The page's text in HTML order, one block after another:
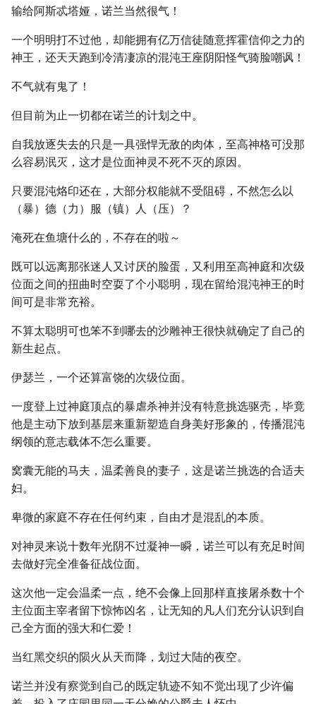
输给阿斯忒塔娅，诺兰当然很气！
一个明明打不过他，却能拥有亿万信徒随意挥霍信仰之力的
神王，还天天跑到冷清凄凉的混沌王座阴阳怪气骑脸嘲讽！
不气就有鬼了！
但目前为止一切都在诺兰的计划之中。
自我放逐失去的只是一具强悍无敌的肉体，至高神格可没那
么容易泯灭，这才是位面神灵不死不灭的原因。
只要混沌烙印还在，大部分权能就不受阻碍，不然怎么以
（暴）德（力）服（镇）人（压）？
淹死在鱼塘什么的，不存在的啦～
既可以远离那张迷人又讨厌的脸蛋，又利用至高神庭和次级
位面之间的扭曲时空耍了个小聪明，现在留给混沌神王的时
间可是非常充裕。
不算太聪明可也笨不到哪去的沙雕神王很快就确定了自己的
新生起点。
伊瑟兰，一个还算富饶的次级位面。
一度登上过神庭顶点的暴虐杀神并没有特意挑选驱壳，毕竟
他是主动下放到基层来重新塑造自身美好形象的，传播混沌
纲领的意志载体不怎么重要。
窝囊无能的马夫，温柔善良的妻子，这是诺兰挑选的合适夫
妇。
卑微的家庭不存在任何约束，自由才是混乱的本质。
对神灵来说十数年光阴不过凝神一瞬，诺兰可以有充足时间
去做好完全准备征战位面。
这次他一定会温柔一点，绝不会像上回那样直接屠杀数十个
主位面主宰者留下惊怖凶名，让无知的凡人们充分认识到自
己全方面的强大和仁爱！
当红黑交织的陨火从天而降，划过大陆的夜空。
诺兰并没有察觉到自己的既定轨迹不知不觉出现了少许偏